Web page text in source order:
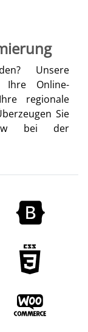
Unsere
Ihre Online-
regionale
Sie
bei der